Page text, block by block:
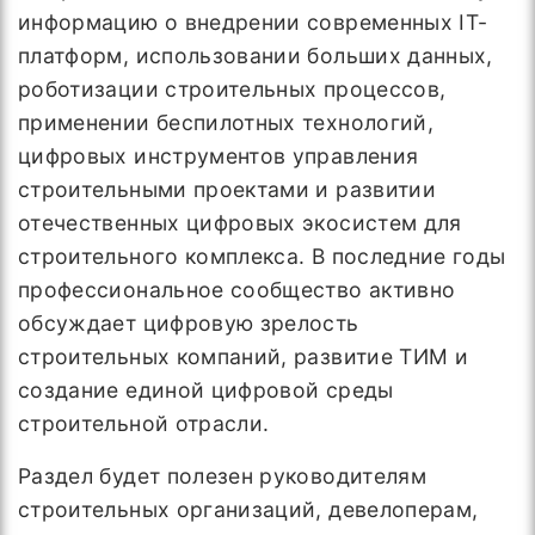
информацию о внедрении современных IT-
платформ, использовании больших данных,
роботизации строительных процессов,
применении беспилотных технологий,
цифровых инструментов управления
строительными проектами и развитии
отечественных цифровых экосистем для
строительного комплекса. В последние годы
профессиональное сообщество активно
обсуждает цифровую зрелость
строительных компаний, развитие ТИМ и
создание единой цифровой среды
строительной отрасли.
Раздел будет полезен руководителям
строительных организаций, девелоперам,